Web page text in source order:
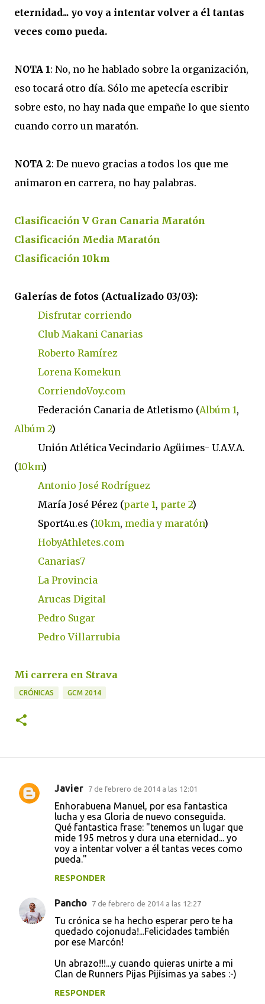
eternidad... yo voy a intentar volver a él tantas
veces como pueda.
NOTA 1: No, no he hablado sobre la organización,
eso tocará otro día. Sólo me apetecía escribir
sobre esto, no hay nada que empañe lo que siento
cuando corro un maratón.
NOTA 2: De nuevo gracias a todos los que me
animaron en carrera, no hay palabras.
Clasificación V Gran Canaria Maratón
Clasificación Media Maratón
Clasificación 10km
Galerías de fotos (Actualizado 03/03):
Disfrutar corriendo
Club Makani Canarias
Roberto Ramírez
Lorena Komekun
CorriendoVoy.com
Federación Canaria de Atletismo (Albúm 1,
Albúm 2)
Unión Atlética Vecindario Agüimes- U.A.V.A.
(10km)
Antonio José Rodríguez
María José Pérez (parte 1, parte 2)
Sport4u.es (10km, media y maratón)
HobyAthletes.com
Canarias7
La Provincia
Arucas Digital
Pedro Sugar
Pedro Villarrubia
Mi carrera en Strava
CRÓNICAS GCM 2014
C
r
Javier 7 de febrero de 2014 a las 12:01
Enhorabuena Manuel, por esa fantastica
lucha y esa Gloria de nuevo conseguida.
Qué fantastica frase: "tenemos un lugar que
mide 195 metros y dura una eternidad... yo
voy a intentar volver a él tantas veces como
pueda."
RESPONDER
Pancho 7 de febrero de 2014 a las 12:27
Tu crónica se ha hecho esperar pero te ha
quedado cojonuda!...Felicidades también
por ese Marcón!
Un abrazo!!!...y cuando quieras unirte a mi
Clan de Runners Pijas Pijísimas ya sabes :-)
RESPONDER